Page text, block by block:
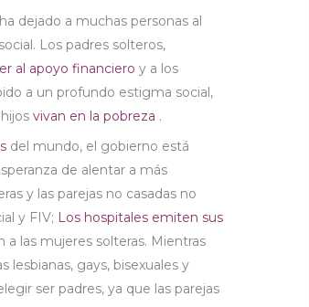
dejado a muchas personas al
Los padres solteros,
al apoyo financiero y a los
a un profundo estigma social,
hijosvivan en la pobreza .
del mundo, el gobierno está
de alentar a más
y las parejas no casadas no
y FIV; Los hospitales emiten sus
a las mujeres solteras. Mientras
lesbianas, gays, bisexuales y
ser padres, ya que las parejas